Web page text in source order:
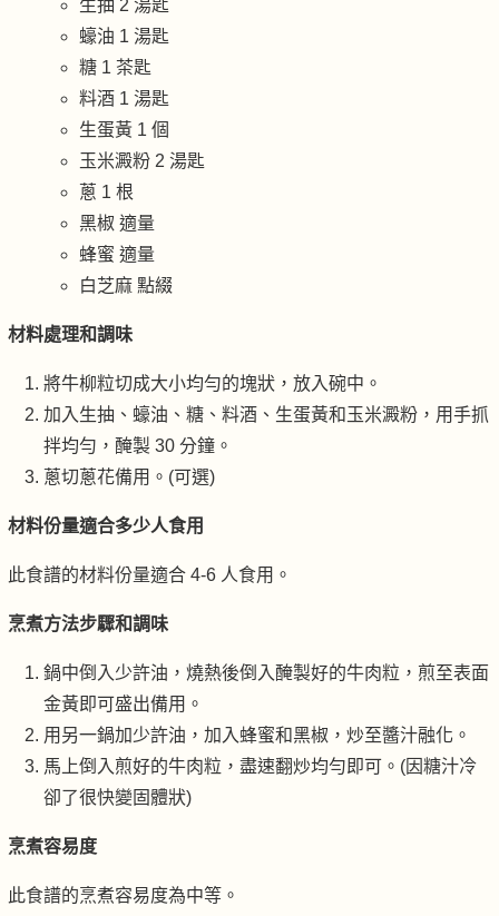
生抽 2 湯匙
蠔油 1 湯匙
糖 1 茶匙
料酒 1 湯匙
生蛋黃 1 個
玉米澱粉 2 湯匙
蔥 1 根
黑椒 適量
蜂蜜 適量
白芝麻 點綴
材料處理和調味
將牛柳粒切成大小均勻的塊狀，放入碗中。
加入生抽、蠔油、糖、料酒、生蛋黃和玉米澱粉，用手抓
拌均勻，醃製 30 分鐘。
蔥切蔥花備用。(可選)
材料份量適合多少人食用
此食譜的材料份量適合 4-6 人食用。
烹煮方法步驟和調味
鍋中倒入少許油，燒熱後倒入醃製好的牛肉粒，煎至表面
金黃即可盛出備用。
用另一鍋加少許油，加入蜂蜜和黑椒，炒至醬汁融化。
馬上倒入煎好的牛肉粒，盡速翻炒均勻即可。(因糖汁冷
卻了很快變固體狀)
烹煮容易度
此食譜的烹煮容易度為中等。